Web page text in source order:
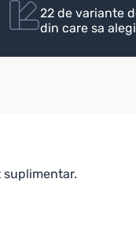
22 de variante
din care sa alegi